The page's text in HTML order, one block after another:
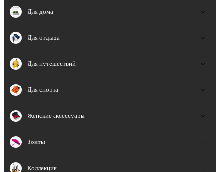
Для дома
Для отдыха
Для путешествий
Для спорта
Женские аксессуары
Зонты
Коллекции